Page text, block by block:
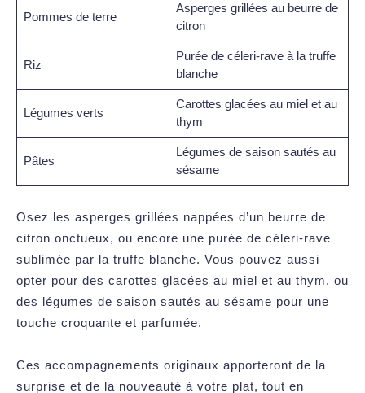
Pommes de terre
Asperges grillées au beurre de
citron
Riz
Purée de céleri-rave à la truffe
blanche
Légumes verts
Carottes glacées au miel et au
thym
Pâtes
Légumes de saison sautés au
sésame
Osez les asperges grillées nappées d’un beurre de
citron onctueux, ou encore une purée de céleri-rave
sublimée par la truffe blanche. Vous pouvez aussi
opter pour des carottes glacées au miel et au thym, ou
des légumes de saison sautés au sésame pour une
touche croquante et parfumée.
Ces accompagnements originaux apporteront de la
surprise et de la nouveauté à votre plat, tout en